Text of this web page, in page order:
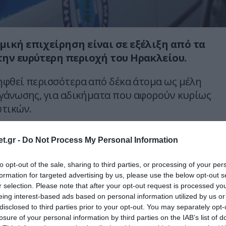
- Do Not Process My Personal Information
opt-out of the sale, sharing to third parties, or processing of your
for targeted advertising by us, please use the below opt-out
selection. Please note that after your opt-out request is processed
interest-based ads based on personal information utilized by us
to third parties prior to your opt-out. You may separately
of your personal information by third parties on the IAB’s list of
επιχείρηση είναι σε εξέλιξη από τα
ευρύτερη περιοχή του Ηρακλείου.
περισσότερα από δέκα άτομα ως μέλη
για αδικήματα που αφορούν κυρίως
έχει απασχολήσει ξανά τις αρχές καθώς και
ΕΛ.ΑΣ. πραγματοποιήθηκε μετά από
και με βάση στοιχεία που
τηλεφωνικές παρακολουθήσεις.